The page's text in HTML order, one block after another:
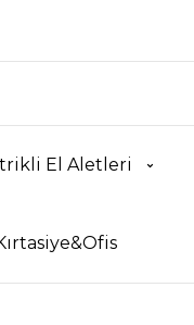
El Aletleri